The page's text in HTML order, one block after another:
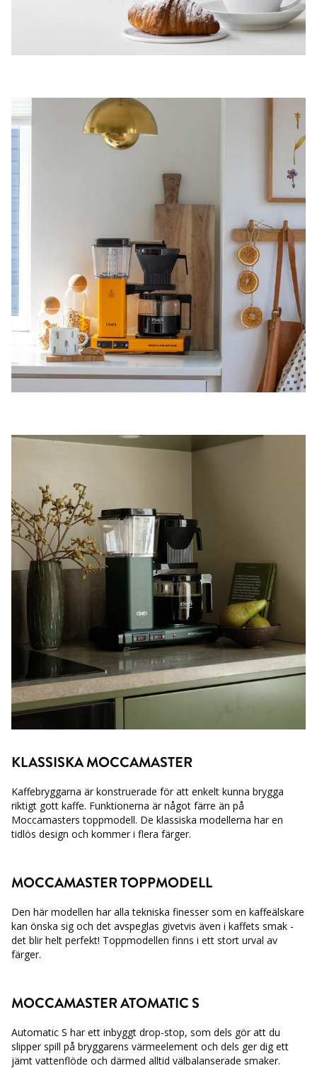
KLASSISKA MOCCAMASTER
Kaffebryggarna är konstruerade för att enkelt kunna brygga
riktigt gott kaffe. Funktionerna är något färre än på
Moccamasters toppmodell. De klassiska modellerna har en
tidlös design och kommer i flera färger.
MOCCAMASTER TOPPMODELL
Den här modellen har alla tekniska finesser som en kaffeälskare
kan önska sig och det avspeglas givetvis även i kaffets smak -
det blir helt perfekt! Toppmodellen finns i ett stort urval av
färger.
MOCCAMASTER ATOMATIC S
Automatic S har ett inbyggt drop-stop, som dels gör att du
slipper spill på bryggarens värmeelement och dels ger dig ett
jämt vattenflöde och därmed alltid välbalanserade smaker.